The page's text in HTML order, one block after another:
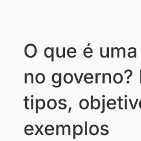
O que é
no governo?
tipos,
exemplos